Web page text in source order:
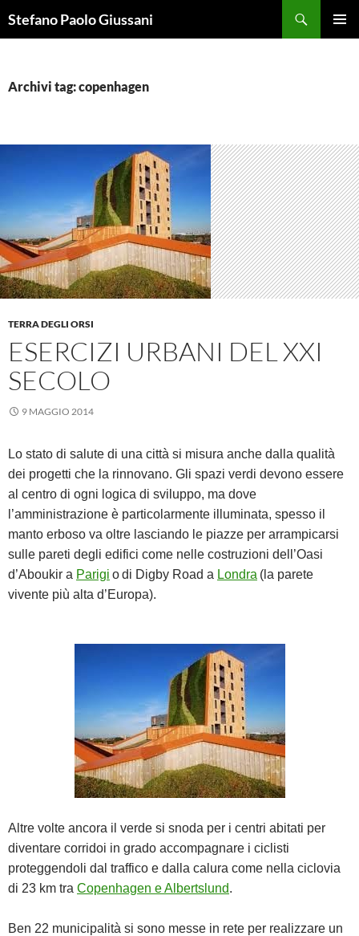
alStefano Paolo Giussani
Archivi tag: copenhagen
TERRA DEGLI ORSI
ESERCIZI URBANI DEL XXI
SECOLO
9 MAGGIO 2014
Lo stato di salute di una città si misura anche dalla qualità
dei progetti che la rinnovano. Gli spazi verdi devono essere
al centro di ogni logica di sviluppo, ma dove
l’amministrazione è particolarmente illuminata, spesso il
manto erboso va oltre lasciando le piazze per arrampicarsi
sulle pareti degli edifici come nelle costruzioni del l’Oasi
d’Aboukir a Parigi odi Digby Road a Londra (la parete
vivente più alta d’Europa).
Altre volte ancora il verde si snoda per i centri abitati per
diventare corridoi in grado accompagnare i ciclisti
proteggendoli dal traffico e dalla calura come nella ciclovia
di 23 km tra Copenhagen e Albertslund.
Ben 22 municipalità si sono messe in rete per realizzare un